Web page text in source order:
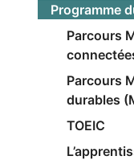
Programme
Parcours
Parcours
durables
TOEIC